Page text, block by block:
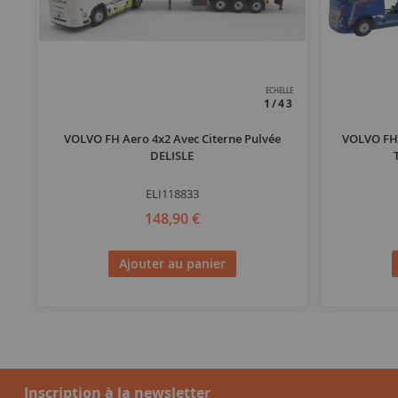
ECHELLE
1/43
VOLVO FH Aero 4x2 Avec Citerne Pulvée
DELISLE
ELI118833
148,90 €
Ajouter au panier
VOLVO
Inscription à la newsletter